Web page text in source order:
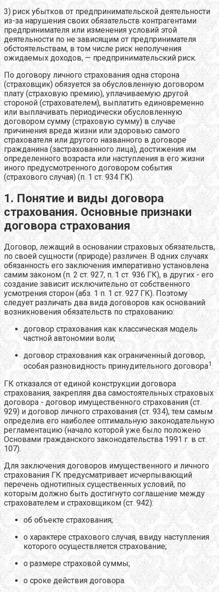
3) риск убытков от предпринимательской деятельности
из-за нарушения своих обязательств контрагентами
предпринимателя или изменения условий этой
деятельности по не зависящим от предпринимателя
обстоятельствам, в том числе риск неполучения
ожидаемых доходов, — предпринимательский риск.
По договору личного страхования одна сторона
(страховщик) обязуется за обусловленную договором
плату (страховую премию), уплачиваемую другой
стороной (страхователем), выплатить единовременно
или выплачивать периодически обусловленную
договором сумму (страховую сумму) в случае
причинения вреда жизни или здоровью самого
страхователя или другого названного в договоре
гражданина (застрахованного лица), достижения им
определенного возраста или наступления в его жизни
иного предусмотренного договором события
(страхового случая) (п. 1 ст. 934 ГК).
1. Понятие и виды договора
страхования. Основные признаки
договора страхования
Договор, лежащий в основании страховых обязательств,
по своей сущности (природе) различен. В одних случаях
обязанность его заключения императивно установлена
самим законом (п. 2 ст. 927, п. 1 ст. 936 ГК), в других - его
создание зависит исключительно от собственного
усмотрения сторон (абз. 1 п. 1 ст. 927 ГК). Поэтому
следует различать два вида договоров как оснований
возникновения обязательств по страхованию:
договор страхования как классическая модель
частной автономии воли;
договор страхования как ограниченный договор,
особая разновидность принудительного договора1.
ГК отказался от единой конструкции договора
страхования, закрепляя два самостоятельных страховых
договора - договор имущественного страхования (ст.
929) и договор личного страхования (ст. 934), тем самым
определив его наиболее оптимальную законодательную
регламентацию (начало которой уже было положено
Основами гражданского законодательства 1991 г. в ст.
107).
Для заключения договоров имущественного и личного
страхования ГК предусматривает исчерпывающий
перечень однотипных существенных условий, по
которым должно быть достигнуто соглашение между
страхователем и страховщиком (ст. 942):
об объекте страхования;
о характере страхового случая, ввиду наступления
которого осуществляется страхование;
о размере страховой суммы;
о сроке действия договора.